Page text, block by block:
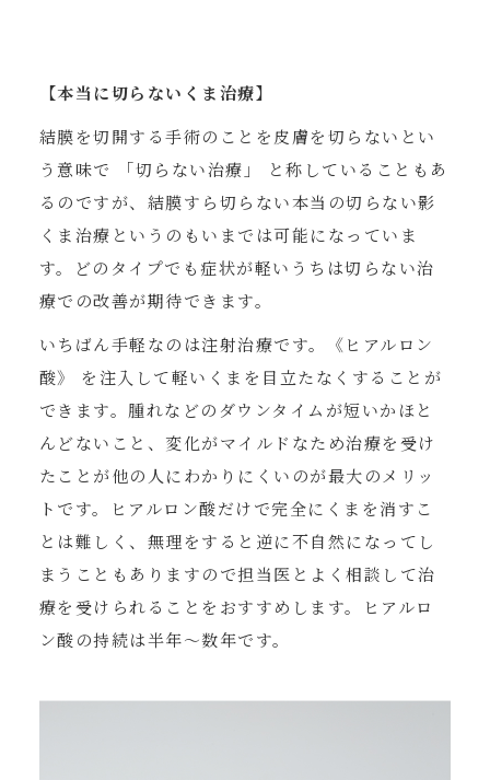
【本当に切らないくま治療】
結膜を切開する手術のことを皮膚を切らないとい
う意味で 「切らない治療」 と称していることもあ
るのですが、結膜すら切らない本当の切らない影
くま治療というのもいまでは可能になっていま
す。どのタイプでも症状が軽いうちは切らない治
療での改善が期待できます。
いちばん手軽なのは注射治療です。《ヒアルロン
酸》 を注入して軽いくまを目立たなくすることが
できます。腫れなどのダウンタイムが短いかほと
んどないこと、変化がマイルドなため治療を受け
たことが他の人にわかりにくいのが最大のメリッ
トです。ヒアルロン酸だけで完全にくまを消すこ
とは難しく、無理をすると逆に不自然になってし
まうこともありますので担当医とよく相談して治
療を受けられることをおすすめします。ヒアルロ
ン酸の持続は半年〜数年です。